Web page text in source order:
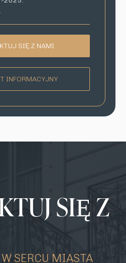
.
SIĘ Z NAMI
INFORMACYJNY
SIĘ Z
SERCU MIASTA